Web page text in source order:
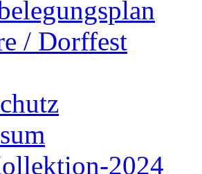
/ Dorffest
2024